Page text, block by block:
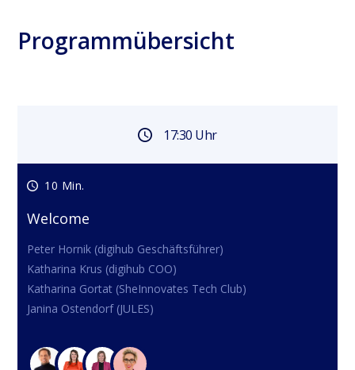
Programmübersicht
17:30 Uhr
10 Min.
Welcome
Peter Hornik (digihub Geschäftsführer)
Katharina Krus (digihub COO)
Katharina Gortat (SheInnovates Tech Club)
Janina Ostendorf (JULES)